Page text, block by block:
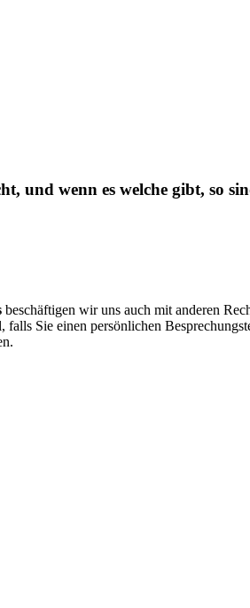
und wenn es welche gibt, so
beschäftigen wir uns auch mit anderen
Sie einen persönlichen